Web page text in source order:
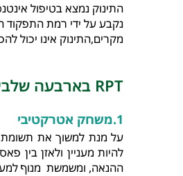
התינוק נמצא בטיפול
נקבע על ידי רמת
מקרים,התינוק אינו יכול
RPT בארבעה שלבים
1.משחק אטרקטיבי
על מנת למשוך את תשומת
להיות מעניין ולאזןבין
ההנאה, ומשמשת מנוף